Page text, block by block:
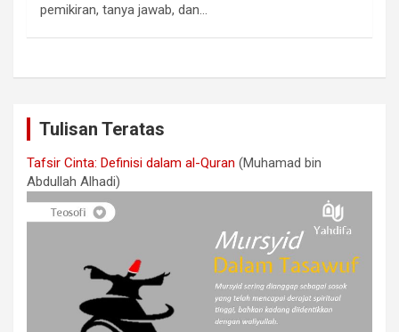
pemikiran, tanya jawab, dan…
Tulisan Teratas
Tafsir Cinta: Definisi dalam al-Quran (Muhamad bin
Abdullah Alhadi)